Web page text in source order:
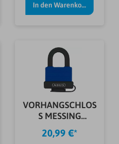
In den Warenkorb
VORHANGSCHLOS
S MESSING
70IB/45 SB
20,99 €*